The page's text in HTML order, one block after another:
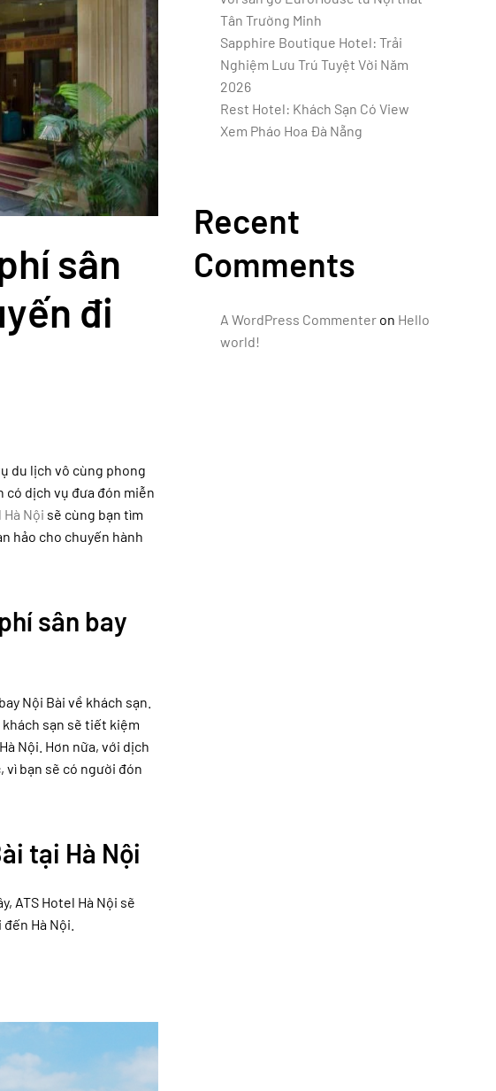
sân
đi
du lịch vô cùng phong
có dịch vụ đưa đón miễn
Hà Nội sẽ cùng bạn tìm
hảo cho chuyến hành
sân bay
Nội Bài về khách sạn.
sạn sẽ tiết kiệm
Nội. Hơn nữa, với dịch
vì bạn sẽ có người đón
tại Hà Nội
ATS Hotel Hà Nội sẽ
Hà Nội.
Tân Trường Minh
Sapphire Boutique Hotel: Trải
Nghiệm Lưu Trú Tuyệt Vời Năm
2026
Rest Hotel: Khách Sạn Có View
Xem Pháo Hoa Đà Nẵng
Recent
Comments
A WordPress Commenter on Hello
world!